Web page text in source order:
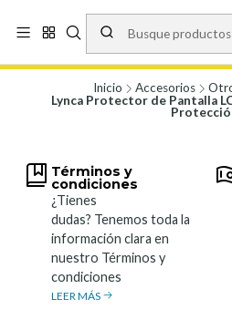
Vísita nuestro local en Los Agustinos 5478,
19.00, Sábados 10:00 a 19:00 y Domingos
Inicio Accesorios
Lynca Protector de Pantalla
Términos y
condiciones
¿Tienes
dudas? Tenemos toda la
información clara en
nuestro Términos y
condiciones
LEER MÁS